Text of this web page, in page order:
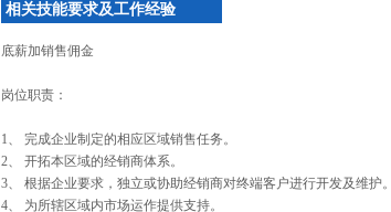
相关技能要求及工作经验
底薪加销售佣金
岗位职责：
1、 完成企业制定的相应区域销售任务。
2、 开拓本区域的经销商体系。
3、 根据企业要求，独立或协助经销商对终端客户进行开发及维护。
4、 为所辖区域内市场运作提供支持。